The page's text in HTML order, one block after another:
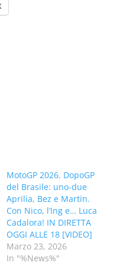
MotoGP 2026. DopoGP
del Brasile: uno-due
Aprilia, Bez e Martin.
Con Nico, l’Ing e… Luca
Cadalora! IN DIRETTA
OGGI ALLE 18 [VIDEO]
Marzo 23, 2026
In "%News%"